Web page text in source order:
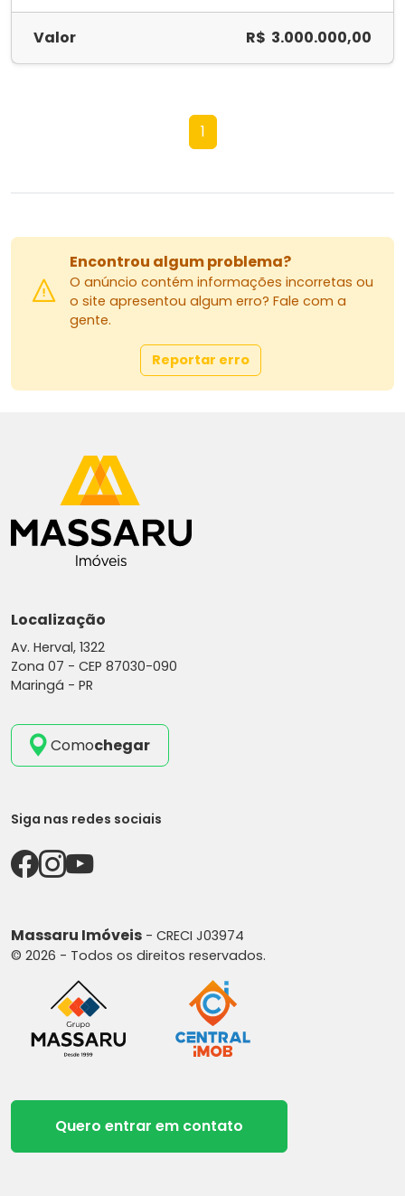
Valor R$ 3.000.000,00
1
Encontrou algum problema?
O anúncio contém informações incorretas ou
o site apresentou algum erro? Fale com a
gente.
Reportar erro
Localização
Av. Herval, 1322
Zona 07 - CEP 87030-090
Maringá - PR
Comochegar
Siga nas redes sociais
Massaru Imóveis - CRECI J03974
© 2026 - Todos os direitos reservados.
Quero entrar em contato